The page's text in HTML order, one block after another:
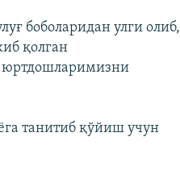
боболаридан улги олиб,
қолган
юртдошларимизни
танитиб қўйиш учун